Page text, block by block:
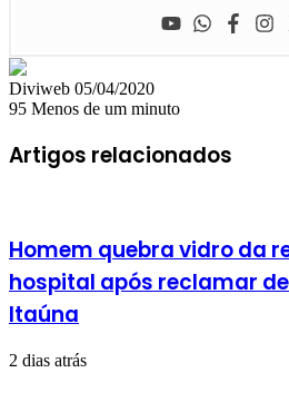
Diviweb Mande
um
mail
05/04/2020
95 Menos de um minuto
Artigos relacionados
Homem quebra vidro da
hospital após reclamar
Itaúna
2 dias atrás